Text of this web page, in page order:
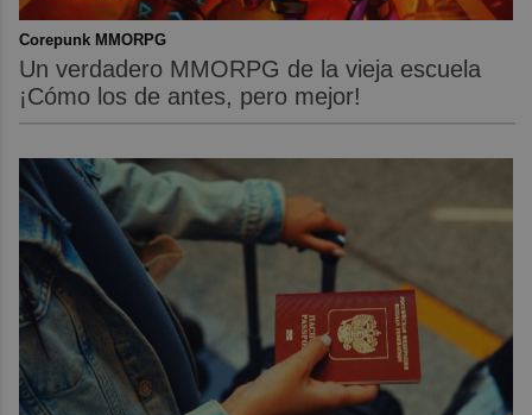
Corepunk MMORPG
Un verdadero MMORPG de la vieja escuela
¡Cómo los de antes, pero mejor!